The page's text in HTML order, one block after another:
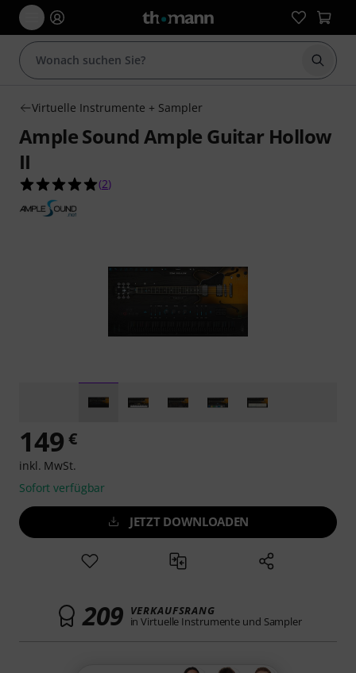
Suche
Virtuelle Instrumente + Sampler
Ample Sound Ample Guitar Hollow
II
5.0 von 5 Sternen aus 2 Kundenbewertungen
(2)
149 €
inkl. MwSt.
Sofort verfügbar
JETZT DOWNLOADEN
209 VERKAUFSRANG
in Virtuelle Instrumente und Sampler